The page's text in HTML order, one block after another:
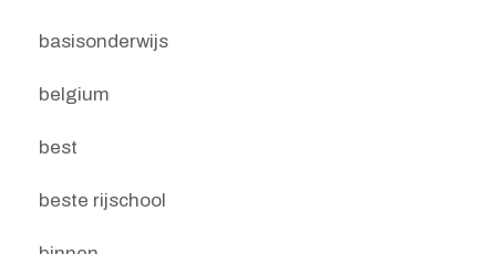
basisonderwijs
belgium
best
beste rijschool